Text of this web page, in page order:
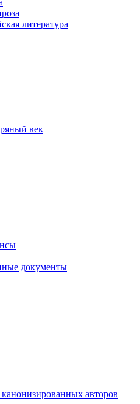
литература
век
документы
авторов